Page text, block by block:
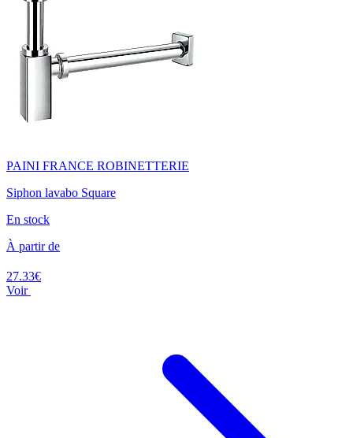
PAINI FRANCE ROBINETTERIE
Siphon lavabo Square
En stock
À partir de
27.33€
Voir